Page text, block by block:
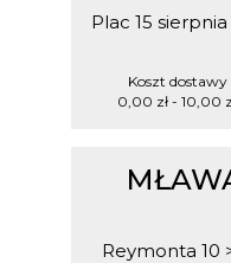
Plac 15
Koszt dostawy
0,00 zł - 10,00
Reymonta 10